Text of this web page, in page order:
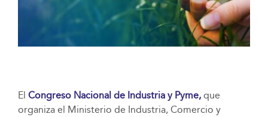
El Congreso Nacional de Industria y Pyme,que
organiza el Ministerio de Industria, Comercio y